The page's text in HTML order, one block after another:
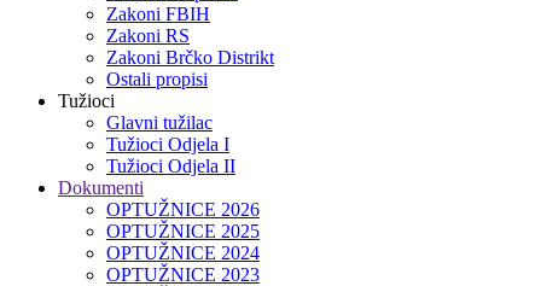
Zakoni FBIH
Zakoni RS
Zakoni Brčko Distrikt
Ostali propisi
Tužioci
Glavni tužilac
Tužioci Odjela I
Tužioci Odjela II
Dokumenti
OPTUŽNICE 2026
OPTUŽNICE 2025
OPTUŽNICE 2024
OPTUŽNICE 2023